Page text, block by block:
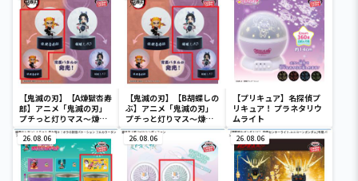
【鬼滅の刃】【A煉獄杏寿
郎】アニメ「鬼滅の刃」
プチっと灯りマス～煉獄
杏寿郎・胡蝶しのぶ～
【鬼滅の刃】【B胡蝶しの
ぶ】アニメ「鬼滅の刃」
プチっと灯りマス～煉獄
杏寿郎・胡蝶しのぶ～
【プリキュア】名探偵プ
リキュア！ プラネタリウ
ムライト
26.08.06 26.08.06 26.08.06